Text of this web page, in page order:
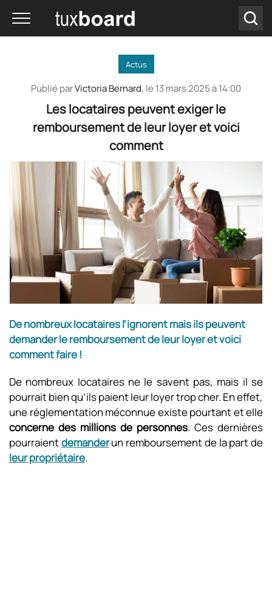
Actus
Publié parVictoria Bernard, le 13 mars 2025 à 14:00
Les locataires peuvent exiger le
remboursement de leur loyer et voici
comment
De nombreux locataires l'ignorent mais ils peuvent
demander le remboursement de leur loyer et voici
comment faire !
De nombreux locataires ne le savent pas, mais il se
pourrait bien qu’ils paient leur loyer trop cher. En effet,
une réglementation méconnue existe pourtant et elle
concerne des millions de personnes. Ces dernières
pourraientdemanderun remboursement de la part de
leur propriétaire.